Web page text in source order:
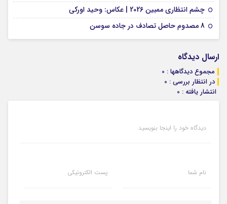
چشم انتظاری ممبین 2026 | عکاس: وحید اورکی
8 مصدوم حاصل تصادف در جاده سوسن
ارسال دیدگاه
مجموع دیدگاهها : 0
در انتظار بررسی : 0
انتشار یافته : 0
دیدگاه خود را اینجا بنویسید
نام شما پست الکترونیکی